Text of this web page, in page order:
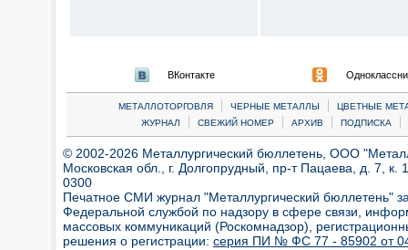
ВКонтакте
МЕТАЛЛОТОРГОВЛЯ | ЧЕРНЫЕ МЕТАЛЛЫ |
ЦВЕТНЫЕ
ЖУРНАЛ
| СВЕЖИЙ НОМЕР | АРХИВ | ПОДПИСКА |
© 2002-2026 Металлургический бюллетень, ООО
Московская обл., г. Долгопрудный, пр-т Пацаева, д. 7,
0300
Печатное СМИ журнал "Металлургический бюллетень"
Федеральной службой по надзору в сфере связи,
массовых коммуникаций (Роскомнадзор),
решения о регистрации: серия ПИ № ФС 77 - 85902 от 04